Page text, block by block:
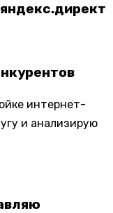
интернет-
и анализирую